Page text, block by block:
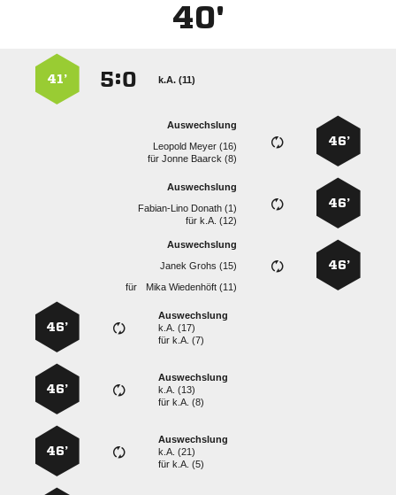
40'
k.A. (11)
:
41’
46’
Auswechslung
  
für  
46’
Auswechslung
  
fürk.A. (12)
46’
Auswechslung
  
für
  
Auswechslung
k.A. (17)
fürk.A. (7)
46’
Auswechslung
k.A. (13)
fürk.A. (8)
46’
Auswechslung
k.A. (21)
fürk.A. (5)
46’